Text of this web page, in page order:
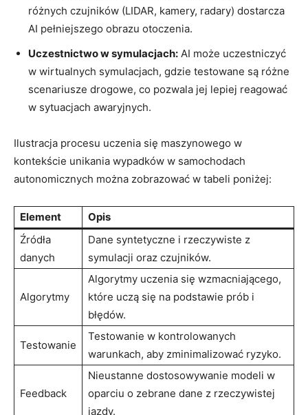
różnych czujników (LIDAR, kamery, radary) ⁢dostarcza
AI pełniejszego obrazu otoczenia.
Uczestnictwo w symulacjach: AI ‍może uczestniczyć
w wirtualnych symulacjach, gdzie testowane są różne
scenariusze ⁢drogowe, co pozwala jej lepiej reagować​
w‌ sytuacjach awaryjnych.
Ilustracja procesu ​uczenia się ‌maszynowego w
kontekście unikania wypadków w ‌samochodach
⁣autonomicznych można ⁣zobrazować ‍w⁢ tabeli poniżej:
Element
Opis
Źródła​
danych
Dane⁤ syntetyczne​ i ⁢rzeczywiste z
symulacji oraz czujników.
Algorytmy
Algorytmy uczenia się wzmacniającego,
które uczą się ​na podstawie prób i​
błędów.
Testowanie
Testowanie w kontrolowanych‌
warunkach, aby zminimalizować ryzyko.
Feedback
Nieustanne dostosowywanie⁤ modeli​ w
oparciu ⁢o zebrane dane z⁢ rzeczywistej
jazdy.